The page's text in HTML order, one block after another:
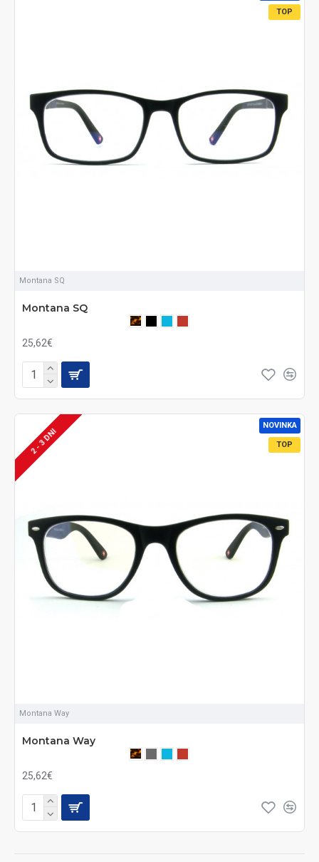
TOP
Montana SQ
Montana SQ
25,62€
NOVINKA
TOP
2 - 3 DNI
Montana Way
Montana Way
25,62€